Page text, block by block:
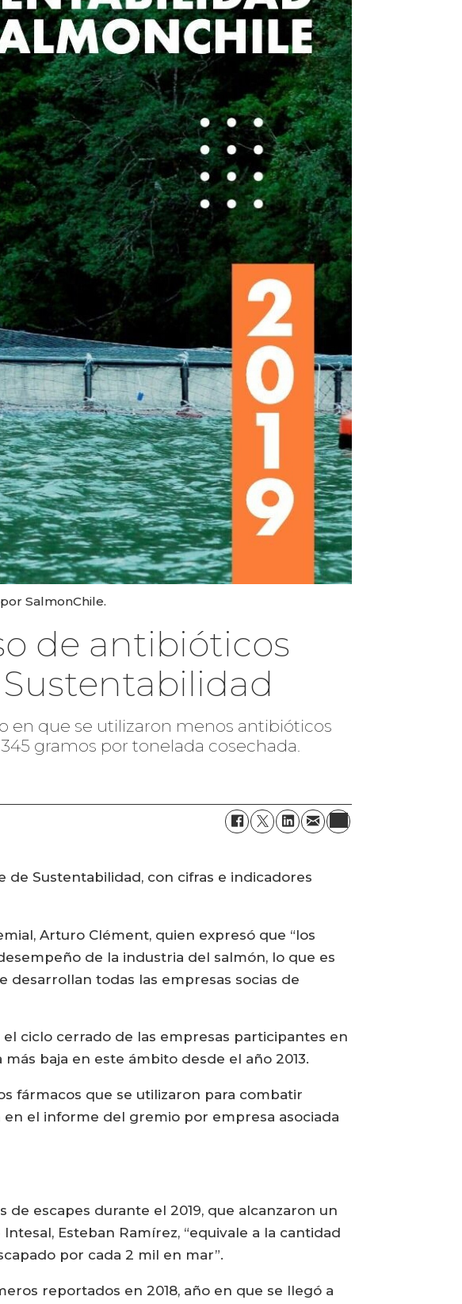
SalmonChile.
de antibióticos
en que se utilizaron menos antibióticos
gramos por tonelada cosechada.
de Sustentabilidad, con cifras e indicadores
Arturo Clément, quien expresó que “los
de la industria del salmón, lo que es
todas las empresas socias de
ciclo cerrado de las empresas participantes en
baja en este ámbito desde el año 2013.
fármacos que se utilizaron para combatir
el informe del gremio por empresa asociada
escapes durante el 2019, que alcanzaron un
Esteban Ramírez, “equivale a la cantidad
por cada 2 mil en mar”.
reportados en 2018, año en que se llegó a